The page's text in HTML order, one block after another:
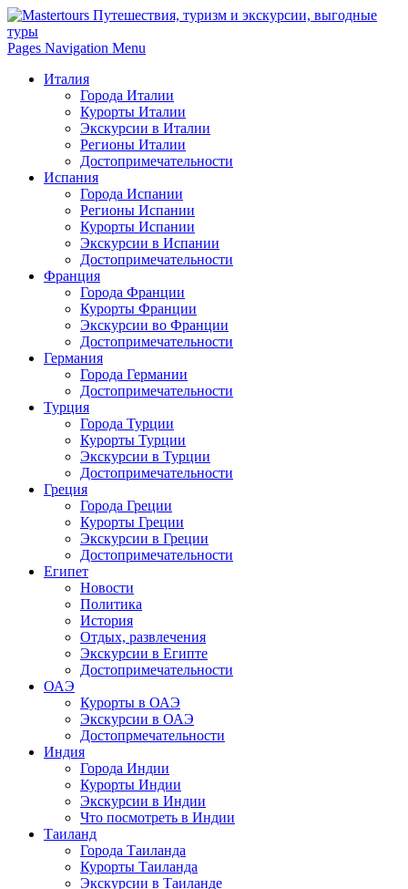
Pages Navigation Menu
Италия
Города Италии
Курорты Италии
Экскурсии в Италии
Регионы Италии
Достопримечательности
Испания
Города Испании
Регионы Испании
Курорты Испании
Экскурсии в Испании
Достопримечательности
Франция
Города Франции
Курорты Франции
Экскурсии во Франции
Достопримечательности
Германия
Города Германии
Достопримечательности
Турция
Города Турции
Курорты Турции
Экскурсии в Турции
Достопримечательности
Греция
Города Греции
Курорты Греции
Экскурсии в Греции
Достопримечательности
Египет
Новости
Политика
История
Отдых, развлечения
Экскурсии в Египте
Достопримечательности
ОАЭ
Курорты в ОАЭ
Экскурсии в ОАЭ
Достопрмечательности
Индия
Города Индии
Курорты Индии
Экскурсии в Индии
Что посмотреть в Индии
Таиланд
Города Таиланда
Курорты Таиланда
Экскурсии в Таиланде